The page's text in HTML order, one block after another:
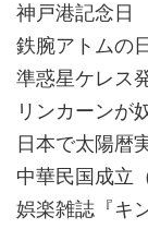
神戸港記念日
鉄腕アトムの
準惑星ケレス
リンカーンが
日本で太陽暦
中華民国成立
娯楽雑誌『キ